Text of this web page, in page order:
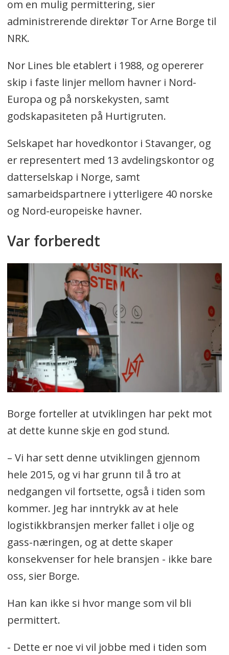
om en mulig permittering, sier
administrerende direktør Tor Arne Borge til
NRK.
Nor Lines ble etablert i 1988, og opererer
skip i faste linjer mellom havner i Nord-
Europa og på norskekysten, samt
godskapasiteten på Hurtigruten.
Selskapet har hovedkontor i Stavanger, og
er representert med 13 avdelingskontor og
datterselskap i Norge, samt
samarbeidspartnere i ytterligere 40 norske
og Nord-europeiske havner.
Var forberedt
Borge forteller at utviklingen har pekt mot
at dette kunne skje en god stund.
– Vi har sett denne utviklingen gjennom
hele 2015, og vi har grunn til å tro at
nedgangen vil fortsette, også i tiden som
kommer. Jeg har inntrykk av at hele
logistikkbransjen merker fallet i olje og
gass-næringen, og at dette skaper
konsekvenser for hele bransjen - ikke bare
oss, sier Borge.
Han kan ikke si hvor mange som vil bli
permittert.
- Dette er noe vi vil jobbe med i tiden som